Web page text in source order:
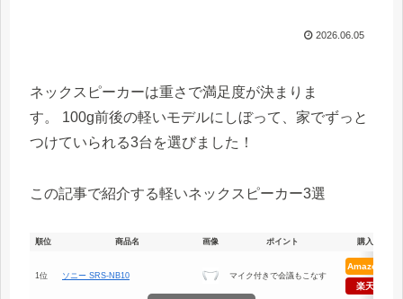
2026.06.05
ネックスピーカーは重さで満足度が決まりま
す。 100g前後の軽いモデルにしぼって、家でずっと
つけていられる3台を選びました！
この記事で紹介する軽いネックスピーカー3選
順位 商品名 画像 ポイント 購入
1位 ソニー SRS-NB10 マイク付きで会議もこなす
Amazon
楽天